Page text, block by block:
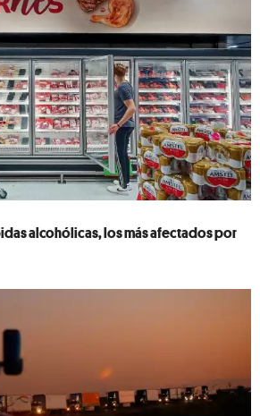
alcohólicas, los más afectados por